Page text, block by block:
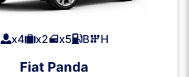
x4 x2 x5 B H
Fiat Panda